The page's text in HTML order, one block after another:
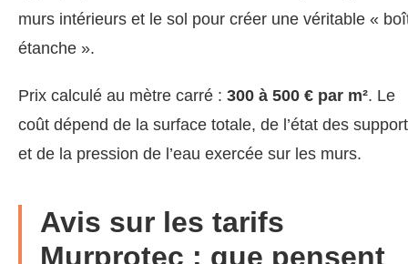
murs intérieurs et le sol pour créer une véritable «
étanche ».
Prix calculé au mètre carré : 300 à 500 € par m². Le
coût dépend de la surface totale, de l’état des
et de la pression de l’eau exercée sur les murs.
Avis sur les tarifs
Murprotec : que pensent